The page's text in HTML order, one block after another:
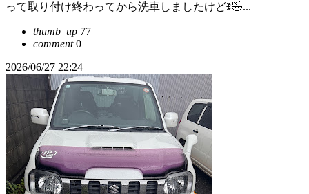
って取り付け終わってから洗車しましたけどꉂ🤣...
thumb_up 77
comment0
2026/06/27 22:24